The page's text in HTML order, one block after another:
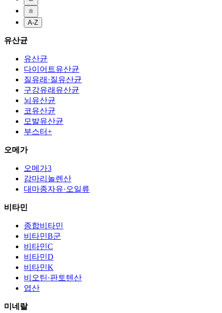
ㅎ
A-Z
유산균
유산균
다이어트유산균
질유래·질유산균
구강유래유산균
뇌유산균
코유산균
모발유산균
부스터+
오메가
오메가3
감마리놀렌산
대마종자유·오일류
비타민
종합비타민
비타민B군
비타민C
비타민D
비타민K
비오틴·판토텐산
엽산
미네랄